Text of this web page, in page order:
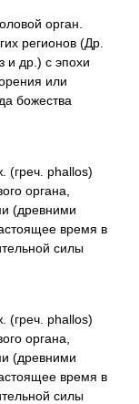
орган.
регионов (Др.
и др.) с эпохи
или
божества
phallos)
органа,
(древними
время в
силы
phallos)
органа,
(древними
время в
силы